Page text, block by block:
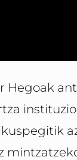
Hegoak